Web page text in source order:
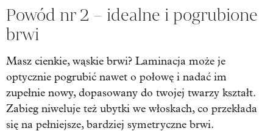
Powód nr 2 – idealne i pogrubione
brwi
Masz cienkie, wąskie brwi? Laminacja może je
optycznie pogrubić nawet o połowę i nadać im
zupełnie nowy, dopasowany do twojej twarzy kształt.
Zabieg niweluje też ubytki we włoskach, co przekłada
się na pełniejsze, bardziej symetryczne brwi.